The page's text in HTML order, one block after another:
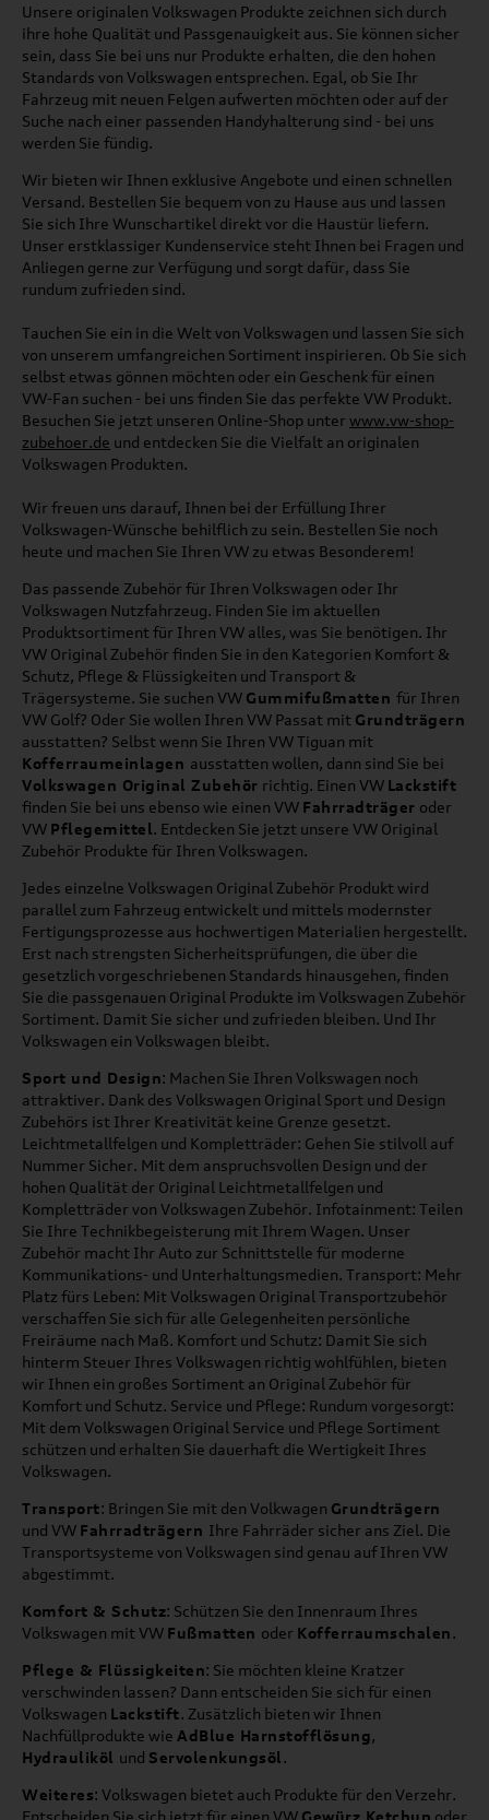
Unsere originalen Volkswagen Produkte zeichnen sich durch
ihre hohe Qualität und Passgenauigkeit aus. Sie können sicher
sein, dass Sie bei uns nur Produkte erhalten, die den hohen
Standards von Volkswagen entsprechen. Egal, ob Sie Ihr
Fahrzeug mit neuen Felgen aufwerten möchten oder auf der
Suche nach einer passenden Handyhalterung sind - bei uns
werden Sie fündig.
Wir bieten wir Ihnen exklusive Angebote und einen schnellen
Versand. Bestellen Sie bequem von zu Hause aus und lassen
Sie sich Ihre Wunschartikel direkt vor die Haustür liefern.
Unser erstklassiger Kundenservice steht Ihnen bei Fragen und
Anliegen gerne zur Verfügung und sorgt dafür, dass Sie
rundum zufrieden sind.
Tauchen Sie ein in die Welt von Volkswagen und lassen Sie sich
von unserem umfangreichen Sortiment inspirieren. Ob Sie sich
selbst etwas gönnen möchten oder ein Geschenk für einen
VW-Fan suchen - bei uns finden Sie das perfekte VW Produkt.
Besuchen Sie jetzt unseren Online-Shop unter www.vw-shop-
zubehoer.de und entdecken Sie die Vielfalt an originalen
Volkswagen Produkten.
Wir freuen uns darauf, Ihnen bei der Erfüllung Ihrer
Volkswagen-Wünsche behilflich zu sein. Bestellen Sie noch
heute und machen Sie Ihren VW zu etwas Besonderem!
Das passende Zubehör für Ihren Volkswagen oder Ihr
Volkswagen Nutzfahrzeug. Finden Sie im aktuellen
Produktsortiment für Ihren VW alles, was Sie benötigen. Ihr
VW Original Zubehör finden Sie in den Kategorien Komfort &
Schutz, Pflege & Flüssigkeiten und Transport &
Trägersysteme. Sie suchen VW Gummifußmatten für Ihren
VW Golf? Oder Sie wollen Ihren VW Passat mit Grundträgern
ausstatten? Selbst wenn Sie Ihren VW Tiguan mit
Kofferraumeinlagen ausstatten wollen, dann sind Sie bei
Volkswagen Original Zubehör richtig. Einen VW Lackstift
finden Sie bei uns ebenso wie einen VW Fahrradträger oder
VW Pflegemittel. Entdecken Sie jetzt unsere VW Original
Zubehör Produkte für Ihren Volkswagen.
Jedes einzelne Volkswagen Original Zubehör Produkt wird
parallel zum Fahrzeug entwickelt und mittels modernster
Fertigungsprozesse aus hochwertigen Materialien hergestellt.
Erst nach strengsten Sicherheitsprüfungen, die über die
gesetzlich vorgeschriebenen Standards hinausgehen, finden
Sie die passgenauen Original Produkte im Volkswagen Zubehör
Sortiment. Damit Sie sicher und zufrieden bleiben. Und Ihr
Volkswagen ein Volkswagen bleibt.
Sport und Design: Machen Sie Ihren Volkswagen noch
attraktiver. Dank des Volkswagen Original Sport und Design
Zubehörs ist Ihrer Kreativität keine Grenze gesetzt.
Leichtmetallfelgen und Kompletträder: Gehen Sie stilvoll auf
Nummer Sicher. Mit dem anspruchsvollen Design und der
hohen Qualität der Original Leichtmetallfelgen und
Kompletträder von Volkswagen Zubehör. Infotainment: Teilen
Sie Ihre Technikbegeisterung mit Ihrem Wagen. Unser
Zubehör macht Ihr Auto zur Schnittstelle für moderne
Kommunikations- und Unterhaltungsmedien. Transport: Mehr
Platz fürs Leben: Mit Volkswagen Original Transportzubehör
verschaffen Sie sich für alle Gelegenheiten persönliche
Freiräume nach Maß. Komfort und Schutz: Damit Sie sich
hinterm Steuer Ihres Volkswagen richtig wohlfühlen, bieten
wir Ihnen ein großes Sortiment an Original Zubehör für
Komfort und Schutz. Service und Pflege: Rundum vorgesorgt:
Mit dem Volkswagen Original Service und Pflege Sortiment
schützen und erhalten Sie dauerhaft die Wertigkeit Ihres
Volkswagen.
Transport: Bringen Sie mit den Volkwagen Grundträgern
und VW Fahrradträgern Ihre Fahrräder sicher ans Ziel. Die
Transportsysteme von Volkswagen sind genau auf Ihren VW
abgestimmt.
Komfort & Schutz: Schützen Sie den Innenraum Ihres
Volkswagen mit VW Fußmatten oder Kofferraumschalen.
Pflege & Flüssigkeiten: Sie möchten kleine Kratzer
verschwinden lassen? Dann entscheiden Sie sich für einen
Volkswagen Lackstift. Zusätzlich bieten wir Ihnen
Nachfüllprodukte wie AdBlue Harnstofflösung,
Hydrauliköl und Servolenkungsöl.
Weiteres: Volkswagen bietet auch Produkte für den Verzehr.
Entscheiden Sie sich jetzt für einen VW Gewürz Ketchup oder